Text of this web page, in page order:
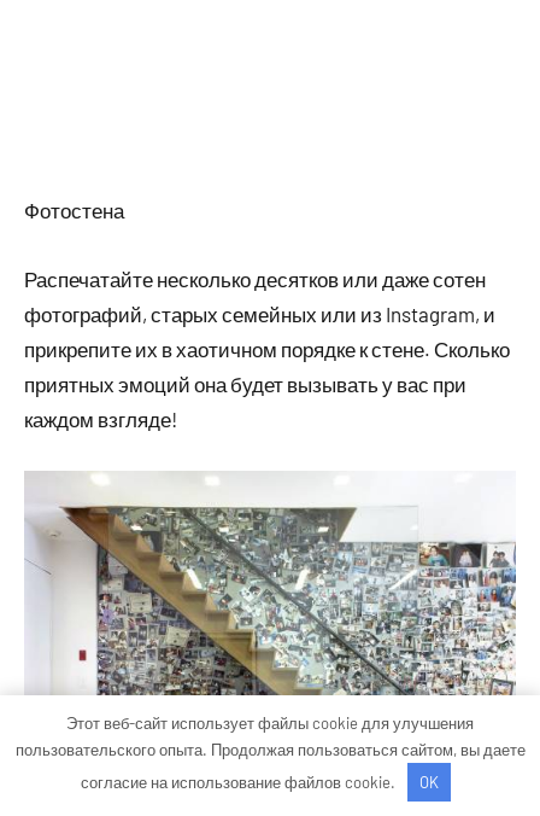
Фотостена
Распечатайте несколько десятков или даже сотен
фотографий, старых семейных или из Instagram, и
прикрепите их в хаотичном порядке к стене. Сколько
приятных эмоций она будет вызывать у вас при
каждом взгляде!
Этот веб-сайт использует файлы cookie для улучшения
пользовательского опыта. Продолжая пользоваться сайтом, вы даете
согласие на использование файлов cookie.
OK